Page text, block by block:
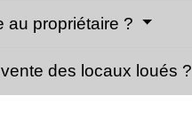
au propriétaire ?
des locaux loués ?